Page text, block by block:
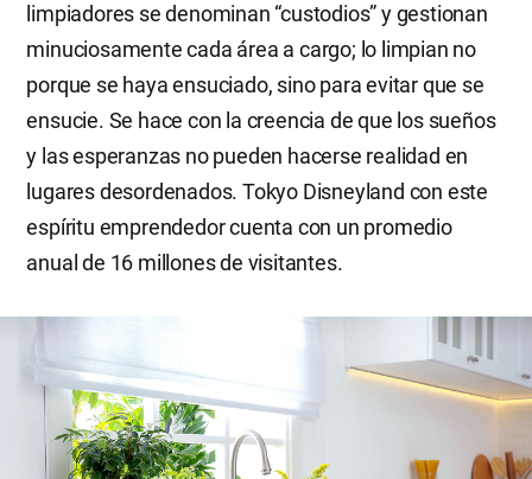
limpiadores se denominan “custodios” y gestionan
minuciosamente cada área a cargo; lo limpian no
porque se haya ensuciado, sino para evitar que se
ensucie. Se hace con la creencia de que los sueños
y las esperanzas no pueden hacerse realidad en
lugares desordenados. Tokyo Disneyland con este
espíritu emprendedor cuenta con un promedio
anual de 16 millones de visitantes.